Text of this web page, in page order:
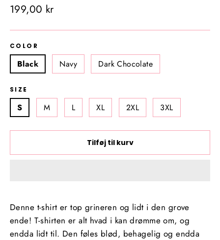
Almindelig
199,00 kr
COLOR
Black Navy Dark Chocolate
SIZE
S M L XL 2XL 3XL
Tilføj til kurv
Denne t-shirt er top grineren og lidt i den grove
ende! T-shirten er alt hvad i kan drømme om, og
endda lidt til. Den føles blød, behagelig og endda